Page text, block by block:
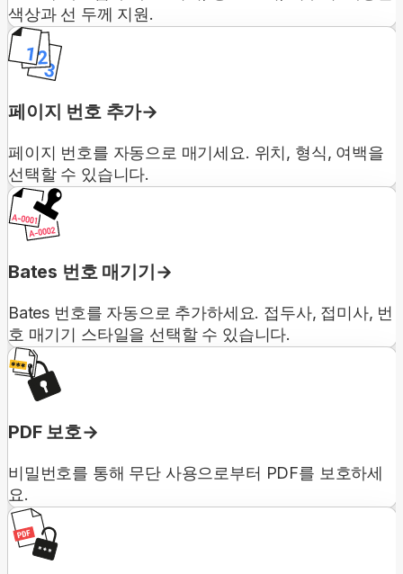
색상과 선 두께 지원.
페이지 번호 추가
페이지 번호를 자동으로 매기세요. 위치, 형식, 여백을
선택할 수 있습니다.
Bates 번호 매기기
Bates 번호를 자동으로 추가하세요. 접두사, 접미사, 번
호 매기기 스타일을 선택할 수 있습니다.
PDF 보호
비밀번호를 통해 무단 사용으로부터 PDF를 보호하세
요.